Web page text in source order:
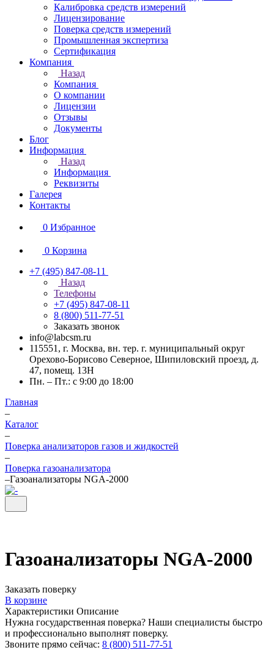
Калибровка средств измерений
Лицензирование
Поверка средств измерений
Промышленная экспертиза
Сертификация
Компания
Назад
Компания
О компании
Лицензии
Отзывы
Документы
Блог
Информация
Назад
Информация
Реквизиты
Галерея
Контакты
0 Избранное
0 Корзина
+7 (495) 847-08-11
Назад
Телефоны
+7 (495) 847-08-11
8 (800) 511-77-51
Заказать звонок
info@labcsm.ru
115551, г. Москва, вн. тер. г. муниципальный округ
Орехово-Борисово Северное, Шипиловский проезд, д.
47, помещ. 13Н
Пн. – Пт.: с 9:00 до 18:00
Главная
–
Каталог
–
Поверка анализаторов газов и жидкостей
–
Поверка газоанализатора
–Газоанализаторы NGA-2000
Газоанализаторы NGA-2000
Заказать поверку
В корзине
Характеристики Описание
Нужна государственная поверка? Наши специалисты быстро
и профессионально выполнят поверку.
Звоните прямо сейчас: 8 (800) 511-77-51